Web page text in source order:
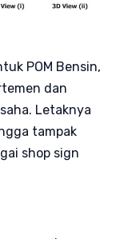
POM Bensin,
dan
Letaknya
tampak
shop sign